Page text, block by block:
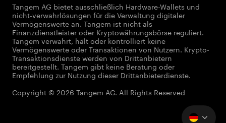
Tangem AG bietet ausschließlich Hardware-Wallets und
nicht-verwahrlösungen für die Verwaltung digitaler
Vermögenswerte an. Tangem ist nicht als
Finanzdienstleister oder Kryptowährungsbörse reguliert.
Tangem verwahrt, hält oder kontrolliert keine
Vermögenswerte oder Transaktionen von Nutzern. Krypto-
Transaktionsdienste werden von Drittanbietern
bereitgestellt. Tangem gibt keine Beratung oder
Empfehlung zur Nutzung dieser Drittanbieterdienste.